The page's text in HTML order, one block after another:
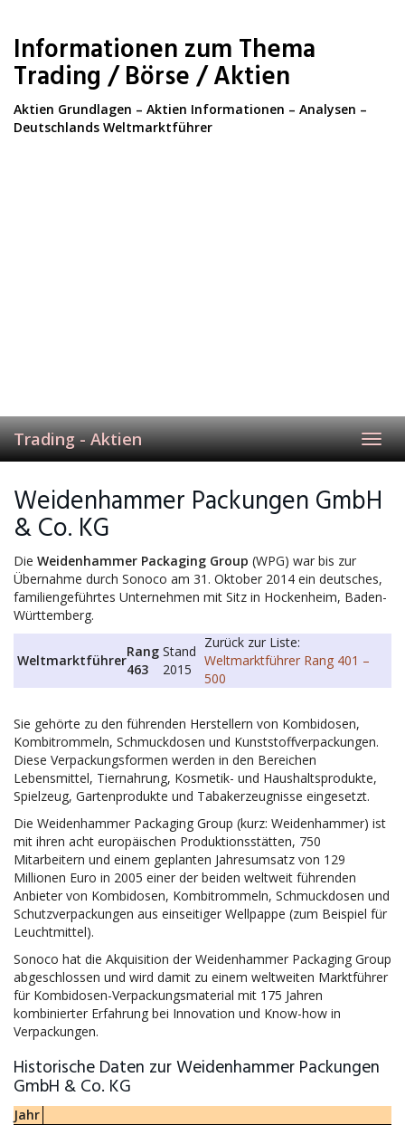
main
content
Informationen zum Thema
Trading / Börse / Aktien
Aktien Grundlagen – Aktien Informationen – Analysen –
Deutschlands Weltmarktführer
Trading - Aktien
Weidenhammer Packungen GmbH
& Co. KG
Die Weidenhammer Packaging Group (WPG) war bis zur
Übernahme durch Sonoco am 31. Oktober 2014 ein deutsches,
familiengeführtes Unternehmen mit Sitz in Hockenheim, Baden-
Württemberg.
Weltmarktführer
Rang
463
Stand
2015
Zurück zur Liste:
Weltmarktführer Rang 401 –
500
Sie gehörte zu den führenden Herstellern von Kombidosen,
Kombitrommeln, Schmuckdosen und Kunststoffverpackungen.
Diese Verpackungsformen werden in den Bereichen
Lebensmittel, Tiernahrung, Kosmetik- und Haushaltsprodukte,
Spielzeug, Gartenprodukte und Tabakerzeugnisse eingesetzt.
Die Weidenhammer Packaging Group (kurz: Weidenhammer) ist
mit ihren acht europäischen Produktionsstätten, 750
Mitarbeitern und einem geplanten Jahresumsatz von 129
Millionen Euro in 2005 einer der beiden weltweit führenden
Anbieter von Kombidosen, Kombitrommeln, Schmuckdosen und
Schutzverpackungen aus einseitiger Wellpappe (zum Beispiel für
Leuchtmittel).
Sonoco hat die Akquisition der Weidenhammer Packaging Group
abgeschlossen und wird damit zu einem weltweiten Marktführer
für Kombidosen-Verpackungsmaterial mit 175 Jahren
kombinierter Erfahrung bei Innovation und Know-how in
Verpackungen.
Historische Daten zur Weidenhammer Packungen
GmbH & Co. KG
Jahr